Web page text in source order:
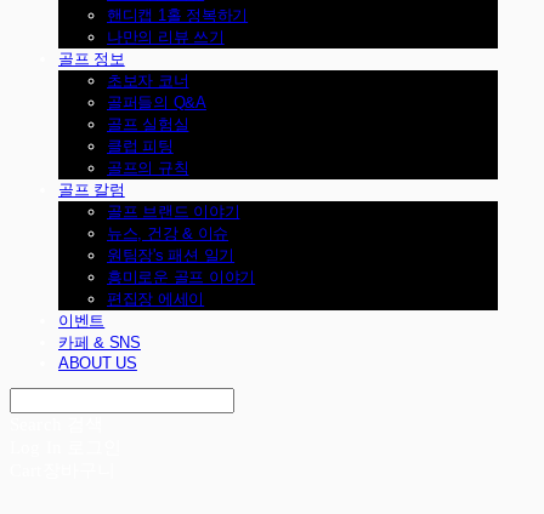
핸디캡 1홀 정복하기
나만의 리뷰 쓰기
골프 정보
초보자 코너
골퍼들의 Q&A
골프 실험실
클럽 피팅
골프의 규칙
골프 칼럼
골프 브랜드 이야기
뉴스, 건강 & 이슈
원팀장's 패션 일기
흥미로운 골프 이야기
편집장 에세이
이벤트
카페 & SNS
ABOUT US